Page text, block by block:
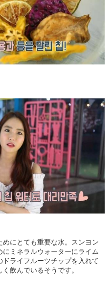
にとても重要な水。スンヨン
ミネラルウォーターにライム
ライフルーツチップを入れて
飲んでいるそうです。